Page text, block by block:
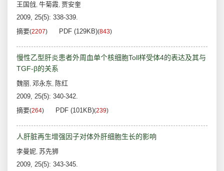
王国戗, 牛菊霞, 贾安奎
2009, 25(5): 338-339.
摘要(2207) PDF (129KB)(843)
慢性乙型肝炎患者外周血单个核细胞Toll样受体4的表达及其与
TGF-β的关系
魏丽, 邓永东, 陈红
2009, 25(5): 340-342.
摘要(264) PDF (101KB)(239)
人肝脏再生增强因子对体外肝细胞生长的影响
李曼妮, 苏先狮
2009, 25(5): 343-345.